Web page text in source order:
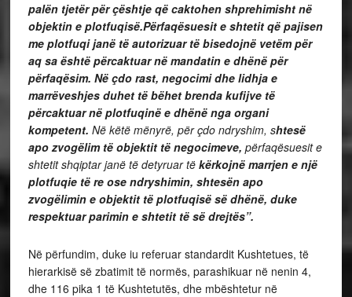
palën tjetër për çështje që caktohen shprehimisht në
objektin e plotfuqisë.Përfaqësuesit e shtetit që pajisen
me plotfuqi janë të autorizuar të bisedojnë vetëm për
aq sa është përcaktuar në mandatin e dhënë për
përfaqësim. Në çdo rast, negocimi dhe lidhja e
marrëveshjes duhet të bëhet brenda kufijve të
përcaktuar në plotfuqinë e dhënë nga organi
kompetent. Në këtë mënyrë, për çdo ndryshim, shtesë
apo zvogëlim të objektit të negocimeve, përfaqësuesit e
shtetit shqiptar janë të detyruar të kërkojnë marrjen e një
plotfuqie të re ose ndryshimin, shtesën apo
zvogëlimin e objektit të plotfuqisë së dhënë, duke
respektuar parimin e shtetit të së drejtës”.
Në përfundim, duke iu referuar standardit Kushtetues, të
hierarkisë së zbatimit të normës, parashikuar në nenin 4,
dhe 116 pika 1 të Kushtetutës, dhe mbështetur në